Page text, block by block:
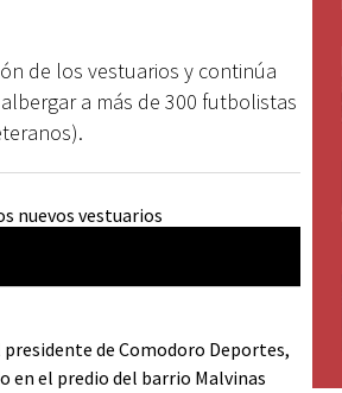
de los vestuarios y continúa
a más de 300 futbolistas
de Comodoro Deportes,
en el predio del barrio Malvinas